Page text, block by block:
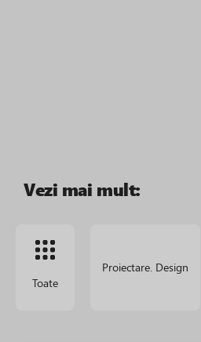
Vezi mai mult:
Toate
Proiectare. Design